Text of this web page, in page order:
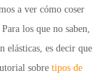
a ver cómo coser
los que no saben,
elásticas, es decir que
sobre tipos de